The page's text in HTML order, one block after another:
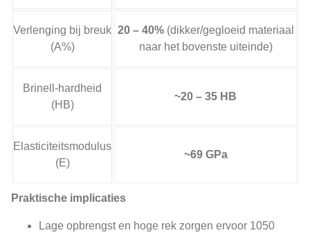
Verlenging bij breuk
(A%)
20 – 40%(dikker/gegloeid materiaal
naar het bovenste uiteinde)
Brinell-hardheid
(HB)
~20 – 35 HB
Elasticiteitsmodulus
(E)
~69 GPa
Praktische implicaties
Lage opbrengst en hoge rek zorgen ervoor 1050